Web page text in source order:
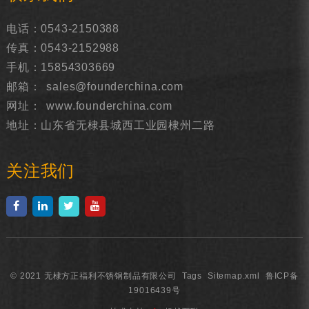
电话：0543-2150388
传真：0543-2152988
手机：15854303669
邮箱：
sales@founderchina.com
网址：
www.founderchina.com
地址：山东省无棣县城西工业园棣州二路
关注我们
© 2021 无棣方正福利不锈钢制品有限公司 Tags Sitemap.xml
鲁ICP备
19016439号